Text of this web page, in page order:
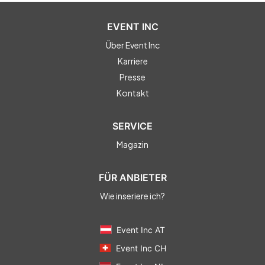
EVENT INC
Über Event Inc
Karriere
Presse
Kontakt
SERVICE
Magazin
FÜR ANBIETER
Wie inseriere ich?
Event Inc AT
Event Inc CH